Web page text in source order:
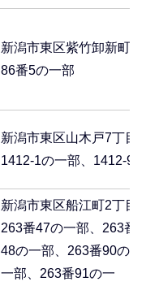
新潟市東区紫竹卸新町
86番5の一部
新潟市東区山木戸7丁目
1412-1の一部、1412-9
新潟市東区船江町2丁目
263番47の一部、263番
48の一部、263番90の
一部、263番91の一